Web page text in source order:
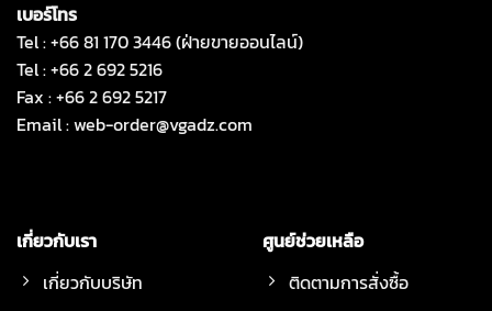
เบอร์โทร
Tel : +66 81 170 3446 (ฝ่ายขายออนไลน์)
Tel : +66 2 692 5216
Fax : +66 2 692 5217
Email :web-order@vgadz.com
เกี่ยวกับเรา
เกี่ยวกับบริษัท
ศูนย์ช่วยเหลือ
ติดตามการสั่งซื้อ